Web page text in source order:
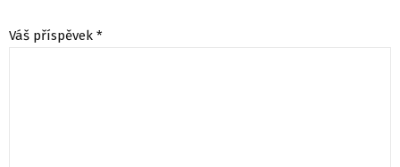
Váš příspěvek *